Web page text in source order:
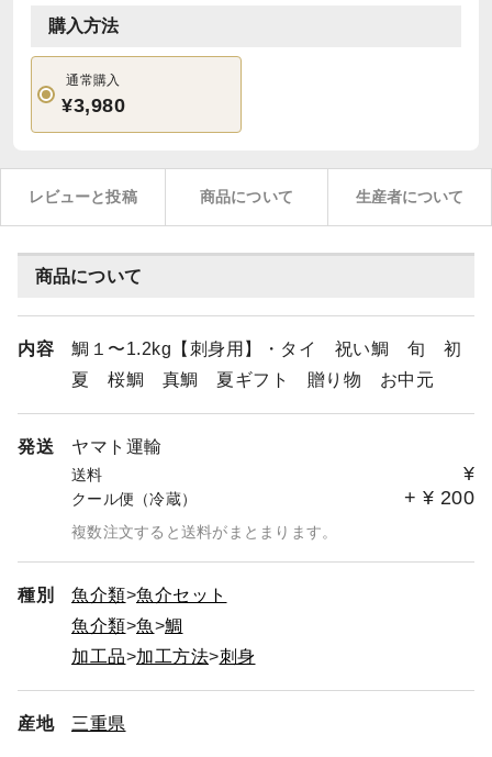
購入方法
通常購入
¥3,980
レビューと投稿 商品について 生産者について
商品について
内容
鯛１〜1.2kg【刺身用】・タイ 祝い鯛 旬 初
夏 桜鯛 真鯛 夏ギフト 贈り物 お中元
発送 ヤマト運輸
送料 ¥
クール便（冷蔵） + ¥ 200
複数注文すると送料がまとまります。
種別 魚介類 魚介セット
魚介類 魚
鯛
加工品
加工方法 刺身
産地 三重県